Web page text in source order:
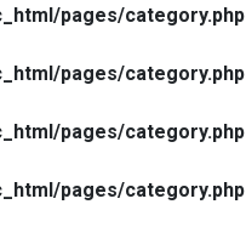
pages/category.php
pages/category.php
pages/category.php
pages/category.php